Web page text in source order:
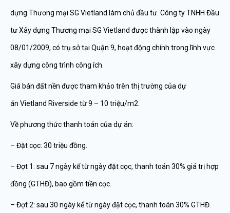
dựng Thương mại SG Vietland làm chủ đầu tư. Công ty TNHH Đầu
tư Xây dựng Thương mại SG Vietland được thành lập vào ngày
08/01/2009, có trụ sở tại Quận 9, hoạt động chính trong lĩnh vực
xây dựng công trình công ích.
Giá bán đất nền được tham khảo trên thị trường của dự
án Vietland Riverside từ 9 – 10 triệu/m2.
Về phương thức thanh toán của dự án:
– Đặt cọc: 30 triệu đồng.
– Đợt 1: sau 7 ngày kể từ ngày đặt cọc, thanh toán 30% giá trị hợp
đồng (GTHĐ), bao gồm tiền cọc.
– Đợt 2: sau 30 ngày kể từ ngày đặt cọc, thanh toán 30% GTHĐ.